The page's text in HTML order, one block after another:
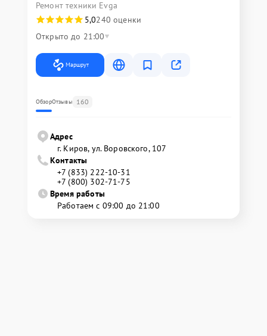
Ремонт техники Evga
5,0240 оценки
Открыто до 21:00
Маршрут
ОбзорОтзывы 160
Адрес
г. Киров, ул. Воровского, 107
Контакты
+7 (833) 222-10-31
+7 (800) 302-71-75
Время работы
Работаем с 09:00 до 21:00